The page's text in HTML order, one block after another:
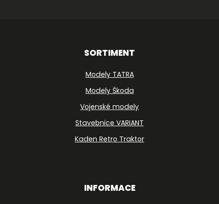
SORTIMENT
Modely TATRA
Modely Škoda
Vojenské modely
Stavebnice VARIANT
Kaden Retro Traktor
INFORMACE